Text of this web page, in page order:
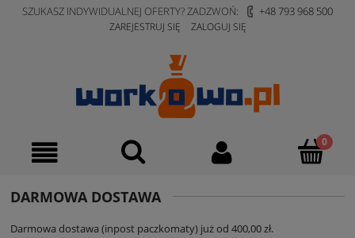
SZUKASZ INDYWIDUALNEJ OFERTY? ZADZWOŃ: +48 793 968 500
ZAREJESTRUJ SIĘ ZALOGUJ SIĘ
DARMOWA DOSTAWA
Darmowa dostawa (inpost paczkomaty) już od 400,00 zł.